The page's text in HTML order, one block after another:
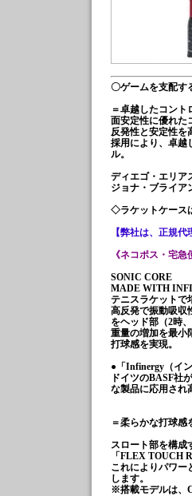
〇ゲームを支配す
＝卓越したコント
面安定性に優れた
反発性と安定性を
採用により、卓越
ル。
ディエゴ・エリ
ジョナ・ブライ
◇ラケットケース
【弊社は、正規
《ネコポス・宅急
SONIC CORE
MADE WITH
テニスラケットで
高反発で振動吸収
をヘッド部（2時
重量の増加を最小
打球感を実現。
●「Infinergy（イ
ドイツのBASF社
な製品に応用され
＝柔らかな打球
スロート部を構成
「FLEX TOUCH
これによりパワー
します。
※搭載モデルは、